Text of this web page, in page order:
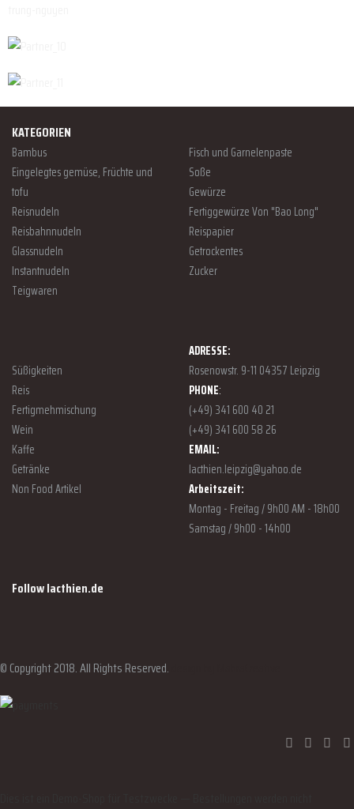
KATEGORIEN
Bambus
Eingelegtes gemüse, Früchte und
tofu
Reisnudeln
Reisbahnnudeln
Glassnudeln
Instantnudeln
Teigwaren
Fisch und Garnelenpaste
Soße
Gewürze
Fertiggewürze Von "Bao Long"
Reispapier
Getrockentes
Zucker
Süßigkeiten
Reis
Fertigmehmischung
Wein
Kaffe
Getränke
Non Food Artikel
ADRESSE:
Rosenowstr. 9-11 04357 Leipzig
PHONE:
(+49) 341 600 40 21
(+49) 341 600 58 26
EMAIL:
lacthien.leipzig@yahoo.de
Arbeitszeit:
Montag - Freitag / 9h00 AM - 18h00
Samstag / 9h00 - 14h00
Follow lacthien.de
© Copyright 2018. All Rights Reserved.